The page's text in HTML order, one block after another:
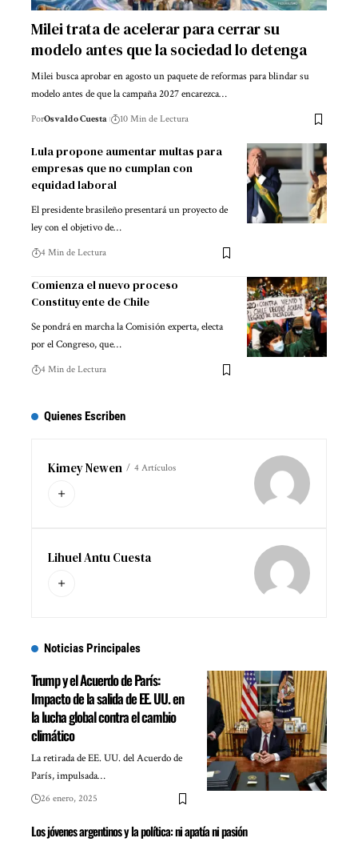
Milei trata de acelerar para cerrar su
modelo antes que la sociedad lo detenga
Milei busca aprobar en agosto un paquete de reformas para blindar su
modelo antes de que la campaña 2027 encarezca…
PorOsvaldo Cuesta 10 Min de Lectura
Lula propone aumentar multas para
empresas que no cumplan con
equidad laboral
El presidente brasileño presentará un proyecto de
ley con el objetivo de…
4 Min de Lectura
Comienza el nuevo proceso
Constituyente de Chile
Se pondrá en marcha la Comisión experta, electa
por el Congreso, que…
4 Min de Lectura
Quienes Escriben
Kimey Newen 4 Artículos
Lihuel Antu Cuesta
Noticias Principales
Trump y el Acuerdo de París:
Impacto de la salida de EE. UU. en
la lucha global contra el cambio
climático
La retirada de EE. UU. del Acuerdo de
París, impulsada…
26 enero, 2025
Los jóvenes argentinos y la política: ni apatía ni pasión